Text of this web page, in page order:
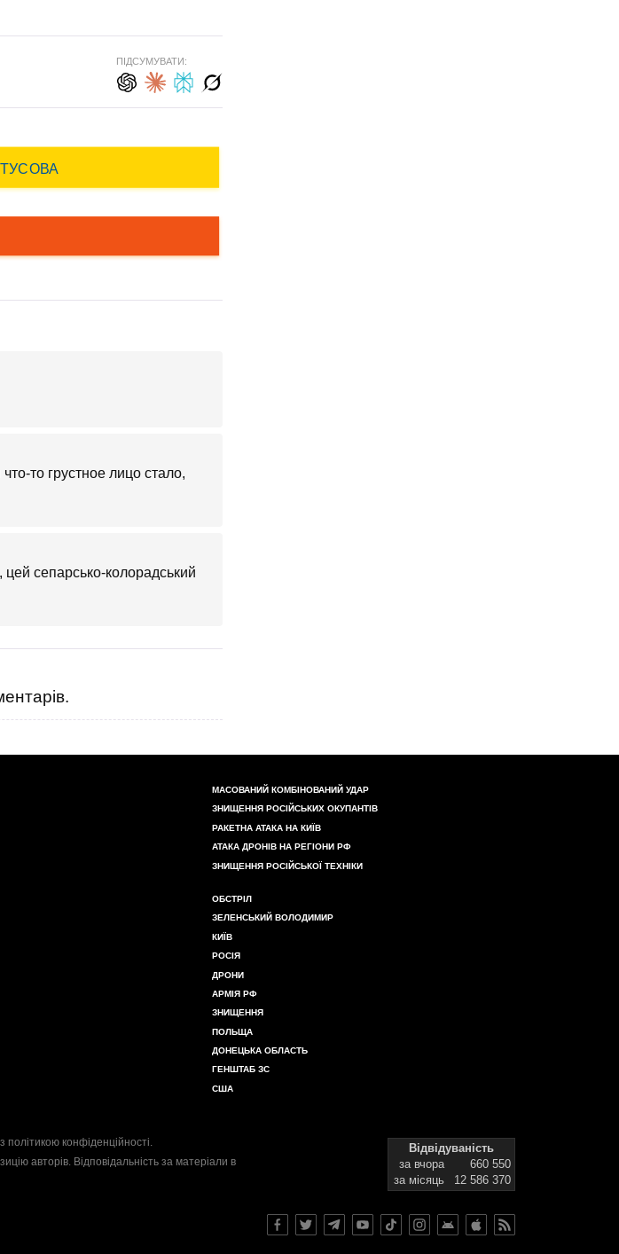
ПІДСУМУВАТИ:
то грустное лицо стало,
цей сепарсько-колорадський
МАСОВАНИЙ КОМБІНОВАНИЙ УДАР
ЗНИЩЕННЯ РОСІЙСЬКИХ ОКУПАНТІВ
РАКЕТНА АТАКА НА КИЇВ
АТАКА ДРОНІВ НА РЕГІОНИ РФ
ЗНИЩЕННЯ РОСІЙСЬКОЇ ТЕХНІКИ
ОБСТРІЛ
ЗЕЛЕНСЬКИЙ ВОЛОДИМИР
КИЇВ
РОСІЯ
ДРОНИ
АРМІЯ РФ
ЗНИЩЕННЯ
ПОЛЬЩА
ДОНЕЦЬКА ОБЛАСТЬ
ГЕНШТАБ ЗС
США
політикою конфіденційності.
авторів. Відповідальність за матеріали в
Відвідуваність
за вчора
660 550
за місяць
12 586 370